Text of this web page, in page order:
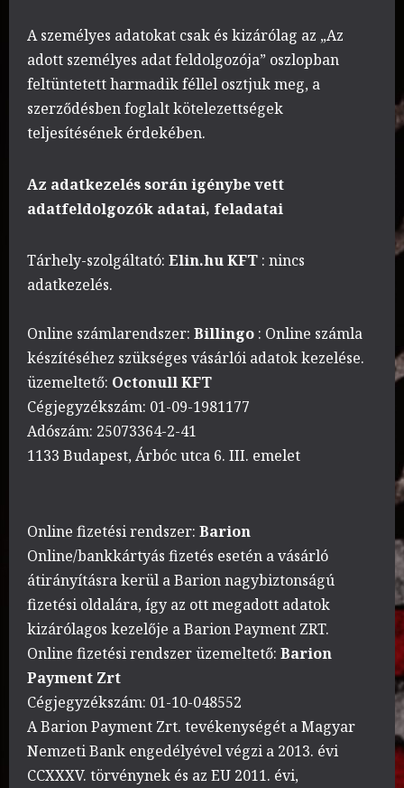
A személyes adatokat csak és kizárólag az „Az
adott személyes adat feldolgozója” oszlopban
feltüntetett harmadik féllel osztjuk meg, a
szerződésben foglalt kötelezettségek
teljesítésének érdekében.
Az adatkezelés során igénybe vett
adatfeldolgozók adatai, feladatai
Tárhely-szolgáltató: Elin.hu KFT : nincs
adatkezelés.
Online számlarendszer: Billingo : Online számla
készítéséhez szükséges vásárlói adatok kezelése.
üzemeltető: Octonull KFT
Cégjegyzékszám: 01-09-1981177
Adószám: 25073364-2-41
1133 Budapest, Árbóc utca 6. III. emelet
Online fizetési rendszer: Barion
Online/bankkártyás fizetés esetén a vásárló
átirányításra kerül a Barion nagybiztonságú
fizetési oldalára, így az ott megadott adatok
kizárólagos kezelője a Barion Payment ZRT.
Online fizetési rendszer üzemeltető: Barion
Payment Zrt
Cégjegyzékszám: 01-10-048552
A Barion Payment Zrt. tevékenységét a Magyar
Nemzeti Bank engedélyével végzi a 2013. évi
CCXXXV. törvénynek és az EU 2011. évi,